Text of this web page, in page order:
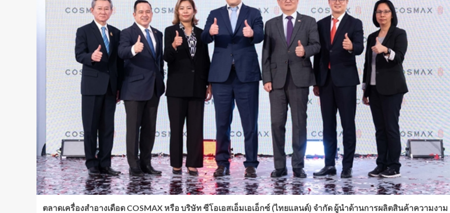
ตลาดเครื่องสำอางเดือด COSMAX หรือ บริษัท ซีโอเอสเอ็มเอเอ็กซ์ (ไทยแลนด์) จำกัด ผู้นำด้านการผลิตสินค้าความงาม